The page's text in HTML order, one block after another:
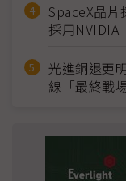
SpaceX晶
採用NVIDIA
光進銅退更
線「最終戰場